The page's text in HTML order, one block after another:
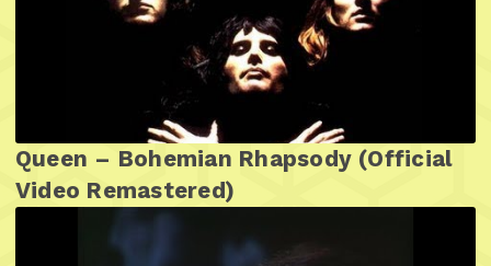
Queen – Bohemian Rhapsody (Official
Video Remastered)